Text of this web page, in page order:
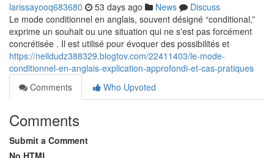
larissayooq683680 53 days ago News
Discuss
Le mode conditionnel en anglais, souvent désigné “conditional,”
exprime un souhait ou une situation qui ne s'est pas forcément
concrétisée . Il est utilisé pour évoquer des possibilités et
https://neildudz388329.blogtov.com/22411403/le-mode-
conditionnel-en-anglais-explication-approfondi-et-cas-pratiques
Comments
Who Upvoted
Comments
Submit a Comment
No HTML